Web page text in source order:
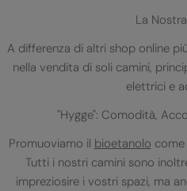
La
A differenza di altri shop online
nella vendita di soli camini,
elettrici e
"Hygge": Comodità,
Promuoviamo il bioetanolo
Tutti i nostri camini sono
impreziosire i vostri spazi, ma